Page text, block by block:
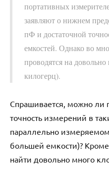
портативных
заявляют о нижнем
пФ и достаточной
емкостей. Однако во
проводятся на
килогерц).
Спрашивается, можно ли
точность измерений в
параллельно
большей емкости)?
найти довольно много